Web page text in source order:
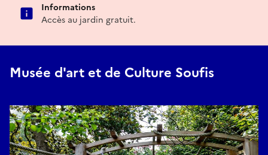
RéserverInformations
Accès au jardin gratuit. ​
Musée d'art et de Culture Soufis